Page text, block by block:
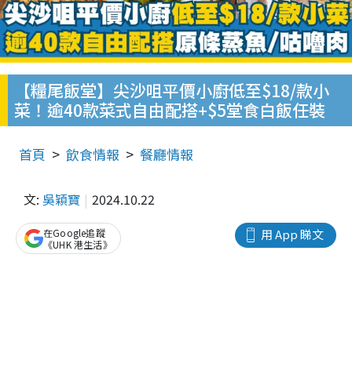
【糧尾飯堂】尖沙咀平價小廚低至$18/款小
菜！逾40款菜式自由配搭+$5堂食白飯任裝
首頁 飲食情報 餐廳情報
文: 吳穎寶 2024.10.22
用 App 睇文
在Google追蹤
《UHK 港生活》